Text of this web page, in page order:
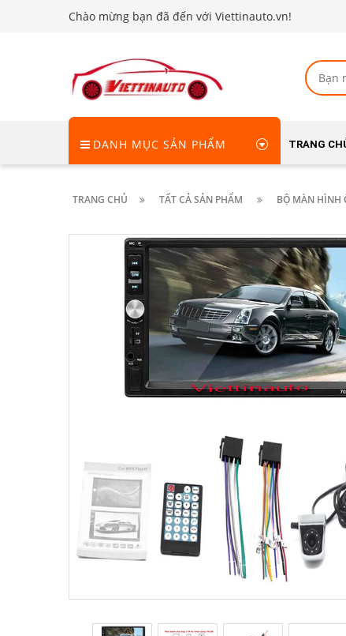
Chào mừng bạn đã đến với Viettinauto.vn!
DANH MỤC SẢN PHẨM TRANG
TRANG CHỦ TẤT CẢ SẢN PHẨM BỘ MÀN HÌNH